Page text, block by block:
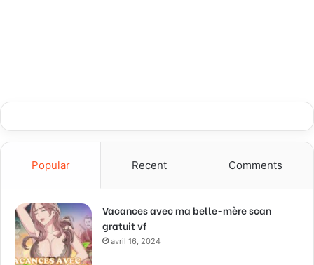
Popular Recent Comments
Vacances avec ma belle-mère scan
gratuit vf
avril 16, 2024